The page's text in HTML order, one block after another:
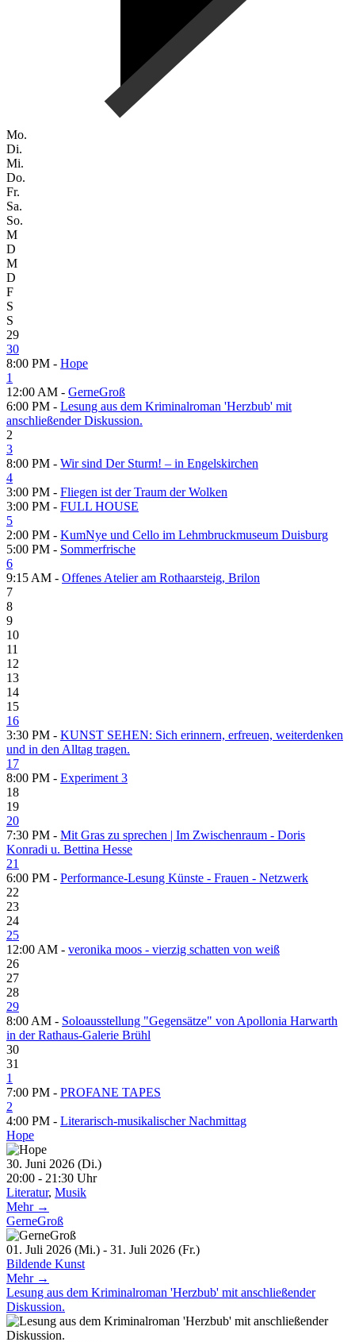
Mo.
Di.
Mi.
Do.
Fr.
Sa.
So.
M
D
M
D
F
S
S
29
30
8:00 PM - Hope
1
12:00 AM - GerneGroß
6:00 PM - Lesung aus dem Kriminalroman 'Herzbub' mit
anschließender Diskussion.
2
3
8:00 PM - Wir sind Der Sturm! – in Engelskirchen
4
3:00 PM - Fliegen ist der Traum der Wolken
3:00 PM - FULL HOUSE
5
2:00 PM - KumNye und Cello im Lehmbruckmuseum Duisburg
5:00 PM - Sommerfrische
6
9:15 AM - Offenes Atelier am Rothaarsteig, Brilon
7
8
9
10
11
12
13
14
15
16
3:30 PM - KUNST SEHEN: Sich erinnern, erfreuen, weiterdenken
und in den Alltag tragen.
17
8:00 PM - Experiment 3
18
19
20
7:30 PM - Mit Gras zu sprechen | Im Zwischenraum - Doris
Konradi u. Bettina Hesse
21
6:00 PM - Performance-Lesung Künste - Frauen - Netzwerk
22
23
24
25
12:00 AM - veronika moos - vierzig schatten von weiß
26
27
28
29
8:00 AM - Soloausstellung "Gegensätze" von Apollonia Harwarth
in der Rathaus-Galerie Brühl
30
31
1
7:00 PM - PROFANE TAPES
2
4:00 PM - Literarisch-musikalischer Nachmittag
Hope
30. Juni 2026 (Di.)
20:00 - 21:30 Uhr
Literatur, Musik
Mehr →
GerneGroß
01. Juli 2026 (Mi.) - 31. Juli 2026 (Fr.)
Bildende Kunst
Mehr →
Lesung aus dem Kriminalroman 'Herzbub' mit anschließender
Diskussion.